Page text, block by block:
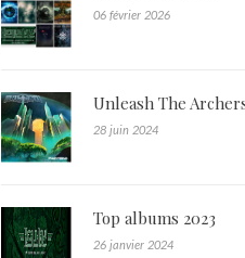
06 février 2026
Unleash The
28 juin 2024
Top albums 2023
26 janvier 2024